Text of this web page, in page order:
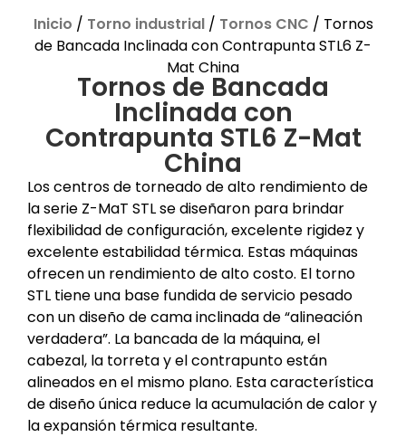
Inicio / Torno industrial/ Tornos CNC / Tornos
de Bancada Inclinada con Contrapunta STL6 Z-
Mat China
Tornos de Bancada
Inclinada con
Contrapunta STL6 Z-Mat
China
Los centros de torneado de alto rendimiento de
la serie Z-MaT STL se diseñaron para brindar
flexibilidad de configuración, excelente rigidez y
excelente estabilidad térmica. Estas máquinas
ofrecen un rendimiento de alto costo. El torno
STL tiene una base fundida de servicio pesado
con un diseño de cama inclinada de “alineación
verdadera”. La bancada de la máquina, el
cabezal, la torreta y el contrapunto están
alineados en el mismo plano. Esta característica
de diseño única reduce la acumulación de calor y
la expansión térmica resultante.